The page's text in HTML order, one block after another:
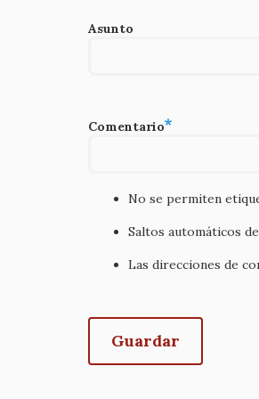
Asunto
Comentario
No se permiten
Saltos automáticos
Las direcciones de